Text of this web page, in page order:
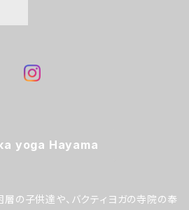
yoga Hayama
の子供達や、バクティヨガの寺院の奉